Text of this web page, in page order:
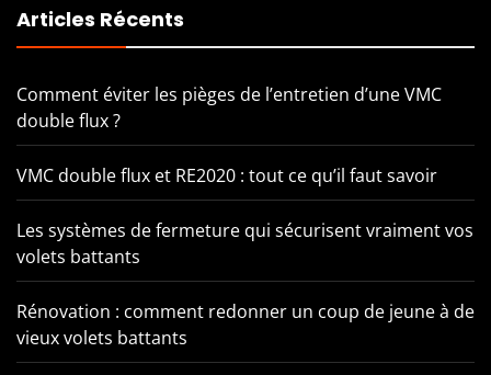
Articles Récents
Comment éviter les pièges de l’entretien d’une VMC
double flux ?
VMC double flux et RE2020 : tout ce qu’il faut savoir
Les systèmes de fermeture qui sécurisent vraiment vos
volets battants
Rénovation : comment redonner un coup de jeune à de
vieux volets battants